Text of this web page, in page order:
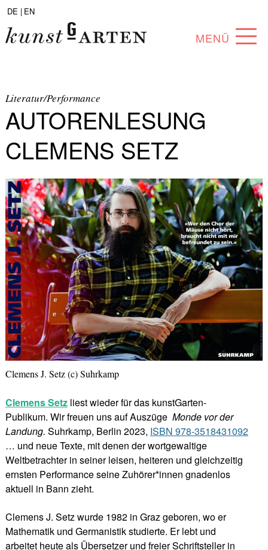
DE | EN
MENÜ
SAMMLUNG
KÜNSTLER*INNEN
PARTNER*INNEN
ANGEBOTE
Literatur/Performance
AUTORENLESUNG
CLEMENS SETZ
Clemens J. Setz (c) Suhrkamp
Clemens Setz liest wieder für das kunstGarten-
Publikum. Wir freuen uns auf Auszüge Monde vor der
Landung. Suhrkamp, Berlin 2023, ISBN 978-3518431092
… und neue Texte, mit denen der wortgewaltige
Weltbetrachter in seiner leisen, heiteren und gleichzeitig
ernsten Performance seine Zuhörer*innen gnadenlos
aktuell in Bann zieht.
Clemens J. Setz wurde 1982 in Graz geboren, wo er
Mathematik und Germanistik studierte. Er lebt und
arbeitet heute als Übersetzer und freier Schriftsteller in